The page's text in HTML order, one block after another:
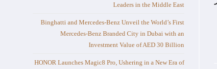
Leaders in the Middle East
Binghatti and Mercedes-Benz Unveil the World’s First
Mercedes-Benz Branded City in Dubai with an
Investment Value of AED 30 Billion
HONOR Launches Magic8 Pro, Ushering in a New Era of